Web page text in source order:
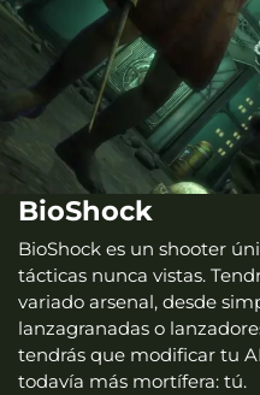
BioShock
BioShock es un shooter
tácticas nunca vistas.
variado arsenal, desde
lanzagranadas o
tendrás que modificar tu
todavía más mortífera: tú.